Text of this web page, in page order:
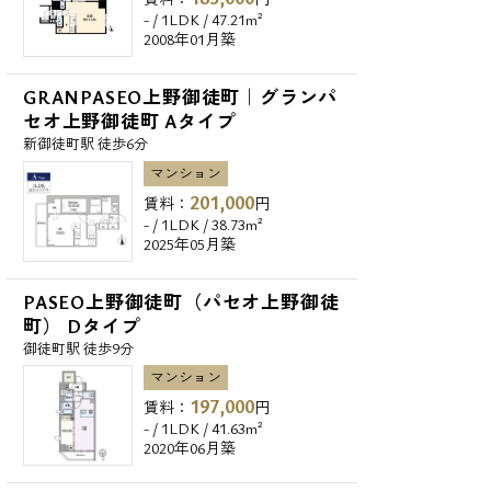
- / 1LDK / 47.21m²
2008年01月築
GRANPASEO上野御徒町｜グランパ
セオ上野御徒町 Aタイプ
新御徒町駅 徒歩6分
マンション
賃料： 201,000円
- / 1LDK / 38.73m²
2025年05月築
PASEO上野御徒町（パセオ上野御徒
町） Dタイプ
御徒町駅 徒歩9分
マンション
賃料： 197,000円
- / 1LDK / 41.63m²
2020年06月築